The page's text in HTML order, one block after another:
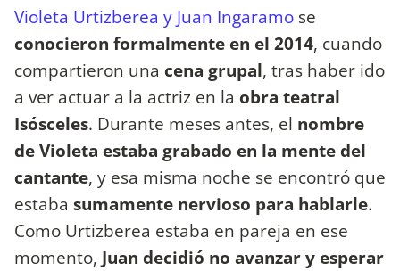
Violeta Urtizberea y Juan Ingaramo se
conocieron formalmente en el 2014, cuando
compartieron una cena grupal, tras haber ido
a ver actuar a la actriz en la obra teatral
Isósceles. Durante meses antes, el nombre
de Violeta estaba grabado en la mente del
cantante, y esa misma noche se encontró que
estaba sumamente nervioso para hablarle.
Como Urtizberea estaba en pareja en ese
momento, Juan decidió no avanzar y esperar